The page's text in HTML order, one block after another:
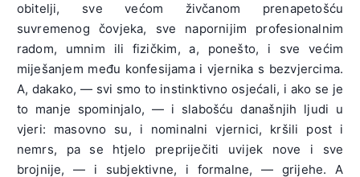
obitelji, sve većom živčanom prenapetošću
suvremenog čovjeka, sve napornijim profesionalnim
radom, umnim ili fizičkim, a, ponešto, i sve većim
miješanjem među konfesijama i vjernika s bezvjercima.
A, dakako, — svi smo to instinktivno osjećali, i ako se je
to manje spominjalo, — i slabošću današnjih ljudi u
vjeri: masovno su, i nominalni vjernici, kršili post i
nemrs, pa se htjelo prepriječiti uvijek nove i sve
brojnije, — i subjektivne, i formalne, — grijehe. A